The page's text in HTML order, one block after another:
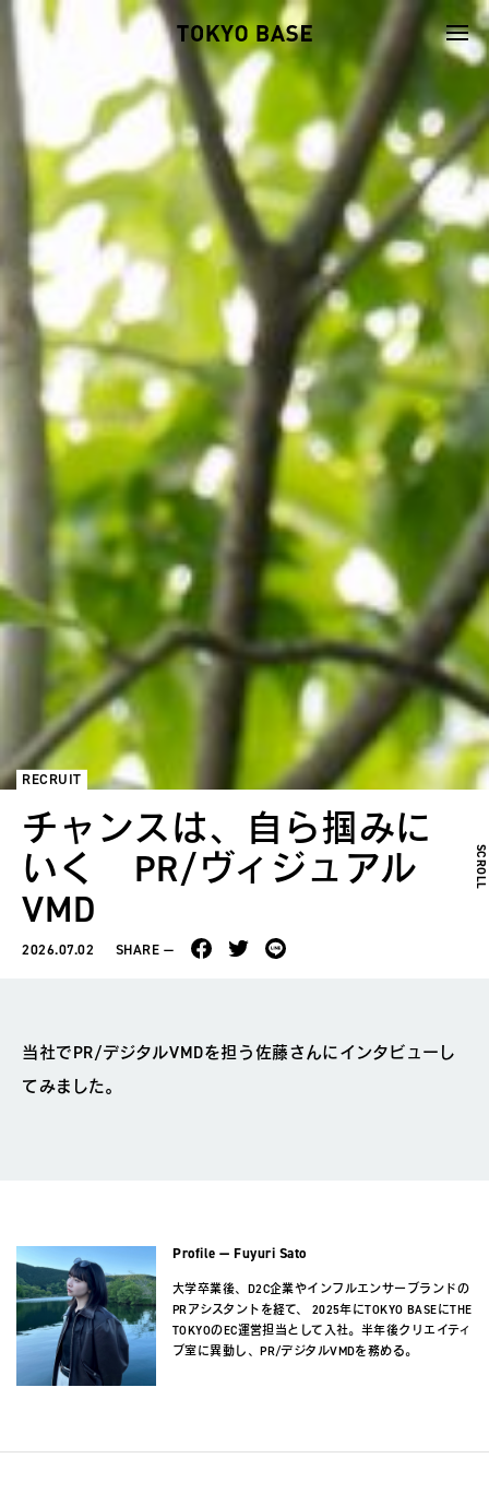
RECRUIT
チャンスは、自ら掴みに
いく PR/ヴィジュアル
VMD
2026.07.02 SHARE
SCROLL
当社でPR/デジタルVMDを担う佐藤さんにインタビューし
てみました。
Fuyuri Sato
大学卒業後、D2C企業やインフルエンサーブランドの
PRアシスタントを経て、 2025年にTOKYO BASEにTHE
TOKYOのEC運営担当として入社。半年後クリエイティ
ブ室に異動し、PR/デジタルVMDを務める。